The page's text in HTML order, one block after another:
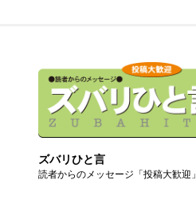
ズバリひと言
読者からのメッセージ「投稿大歓迎」